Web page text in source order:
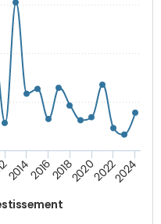
201420162018202020222024